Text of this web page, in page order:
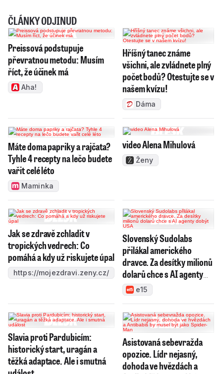
ČLÁNKY ODJINUD
Preissová podstupuje
převratnou metodu: Musím
říct, že účinek má
Aha!
Hříšný tanec známe
všichni, ale zvládnete plný
počet bodů? Otestujte se v
našem kvízu!
Dáma
Máte doma papriky a rajčata?
Tyhle 4 recepty na lečo budete
vařit celé léto
Maminka
video Alena Mihulová
Ženy
Jak se zdravě zchladit v
tropických vedrech: Co
pomáhá a kdy už riskujete úpal
https://mojezdravi.zeny.cz/
Slovenský Sudolabs
přilákal amerického
dravce. Za desítky milionů
dolarů chce s AI agenty
dobýt USA
e15
Slavia proti Pardubicím:
historický start, uragán a
těžká adaptace. Ale i smutná
Asistovaná sebevražda
opozice. Lídr nejasný,
dohoda ve hvězdách a